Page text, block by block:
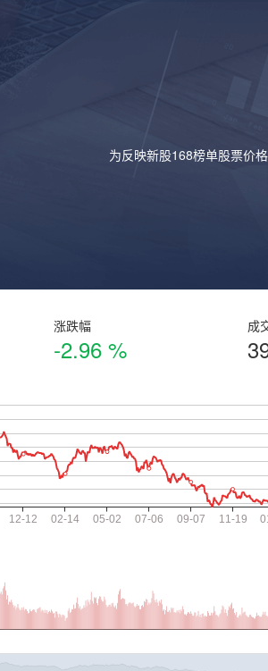
为反映新股168榜单股票价
涨跌幅
-2.96 %
成